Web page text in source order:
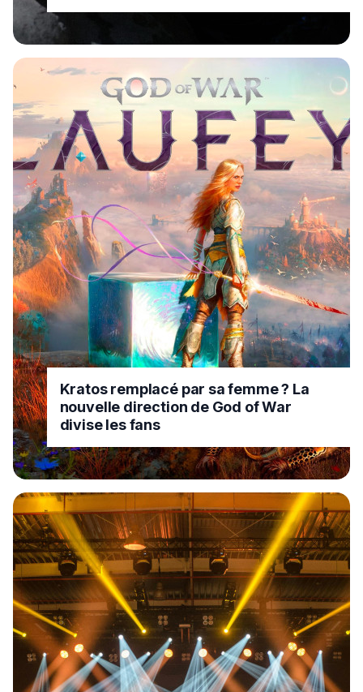
Kratos remplacé par sa femme ? La
nouvelle direction de God of War
divise les fans